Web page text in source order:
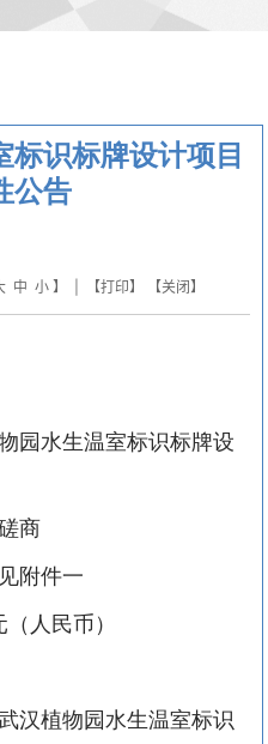
识标牌设计项目
公告
中 小】 | 【打印】 【关闭】
园水生温室标识标牌设
商
附件一
（人民币）
汉植物园水生温室标识